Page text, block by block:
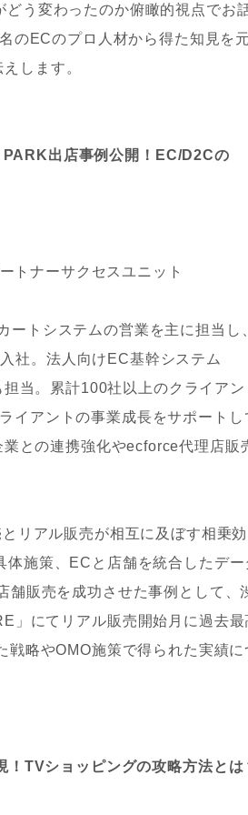
う変わったのか俯瞰的視点でお
のECのプロ人材から得た知見を元
します。
出店事例公開！EC/D2Cの
トナーサクセスユニット
トシステムの営業を主に担当し、
社。法人向けEC基幹システム
当。累計100社以上のクライアン
イアントの事業成長をサポートし
との連携強化やecforce代理店販
リアル販売が相互に及ぼす相乗効
施策、ECと店舗を統合したデー
舗販売を成功させた事例として、
にてリアル販売開始月に過去最
戦略やOMO施策で得られた実績に
TVショッピングの攻略方法とは